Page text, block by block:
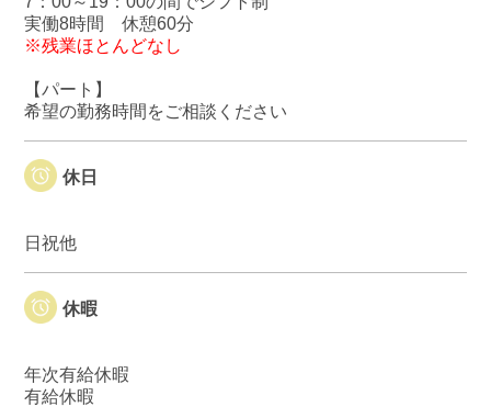
実働8時間 休憩60分
※残業ほとんどなし
【パート】
希望の勤務時間をご相談ください
休日
日祝他
休暇
年次有給休暇
有給休暇